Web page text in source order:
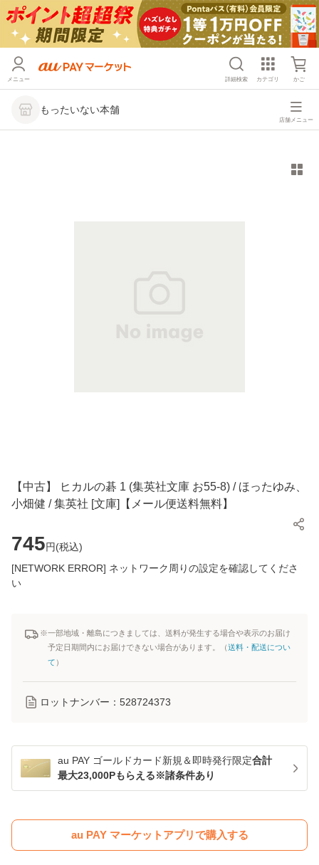
メニュー 詳細検索 カテゴリ かご
もったいない本舗
店舗メニュー
【中古】 ヒカルの碁 1 (集英社文庫 お55-8) / ほったゆみ、
小畑健 / 集英社 [文庫]【メール便送料無料】
745円(税込)
[NETWORK ERROR] ネットワーク周りの設定を確認してくださ
い
※一部地域・離島につきましては、送料が発生する場合や表示のお届け
予定日期間内にお届けできない場合があります。（送料・配送につい
て ）
ロットナンバー： 528724373
au PAY ゴールドカード新規＆即時発行限定合計
最大23,000Pもらえる※諸条件あり
au PAY マーケットアプリで購入する